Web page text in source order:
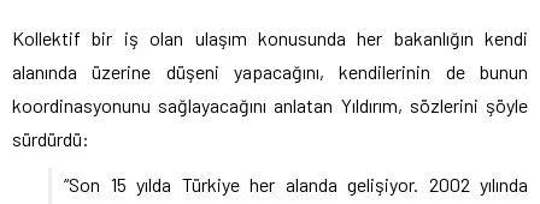
Kollektif bir iş olan ulaşım konusunda her bakanlığın kendi
alanında üzerine düşeni yapacağını, kendilerinin de bunun
koordinasyonunu sağlayacağını anlatan Yıldırım, sözlerini şöyle
sürdürdü:
“Son 15 yılda Türkiye her alanda gelişiyor. 2002 yılında